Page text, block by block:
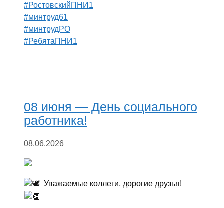
#РостовскийПНИ1
#минтруд61
#минтрудРО
#РебятаПНИ1
08 июня — День социального
работника!
08.06.2026
Уважаемые коллеги, дорогие друзья!